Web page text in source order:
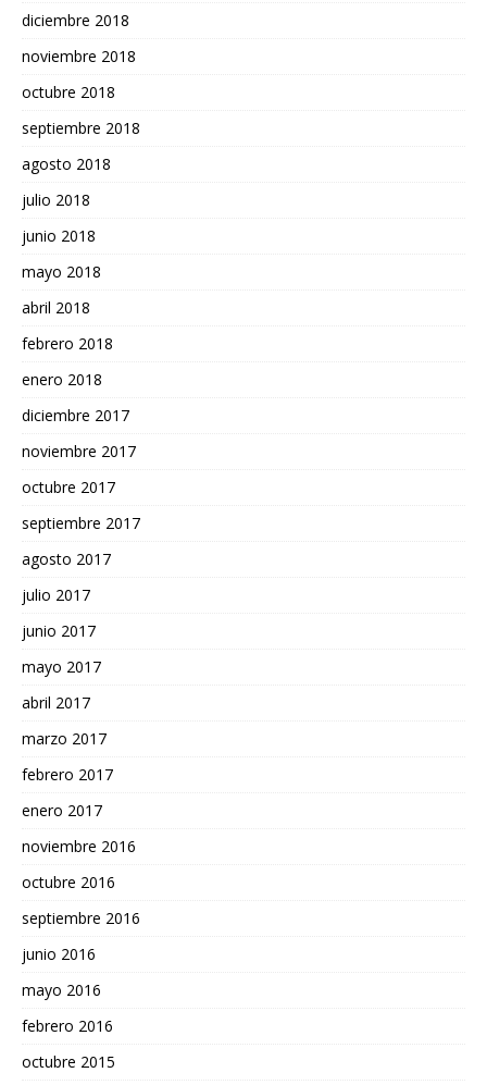
diciembre 2018
noviembre 2018
octubre 2018
septiembre 2018
agosto 2018
julio 2018
junio 2018
mayo 2018
abril 2018
febrero 2018
enero 2018
diciembre 2017
noviembre 2017
octubre 2017
septiembre 2017
agosto 2017
julio 2017
junio 2017
mayo 2017
abril 2017
marzo 2017
febrero 2017
enero 2017
noviembre 2016
octubre 2016
septiembre 2016
junio 2016
mayo 2016
febrero 2016
octubre 2015